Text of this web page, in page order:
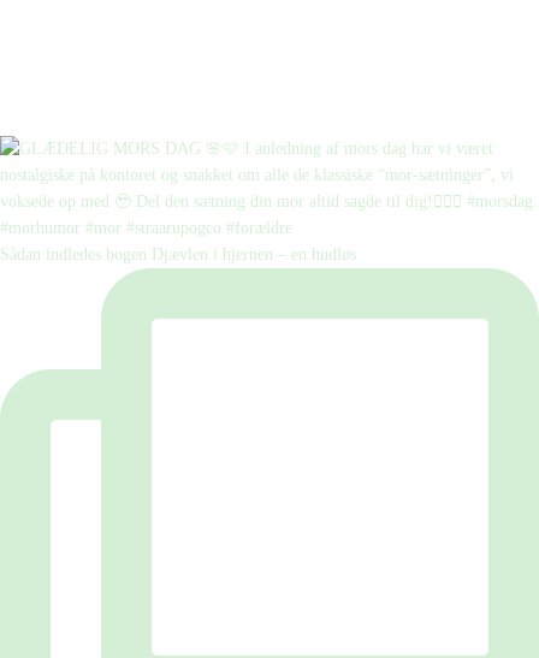
Sådan indledes bogen Djævlen i hjernen – en hudløs